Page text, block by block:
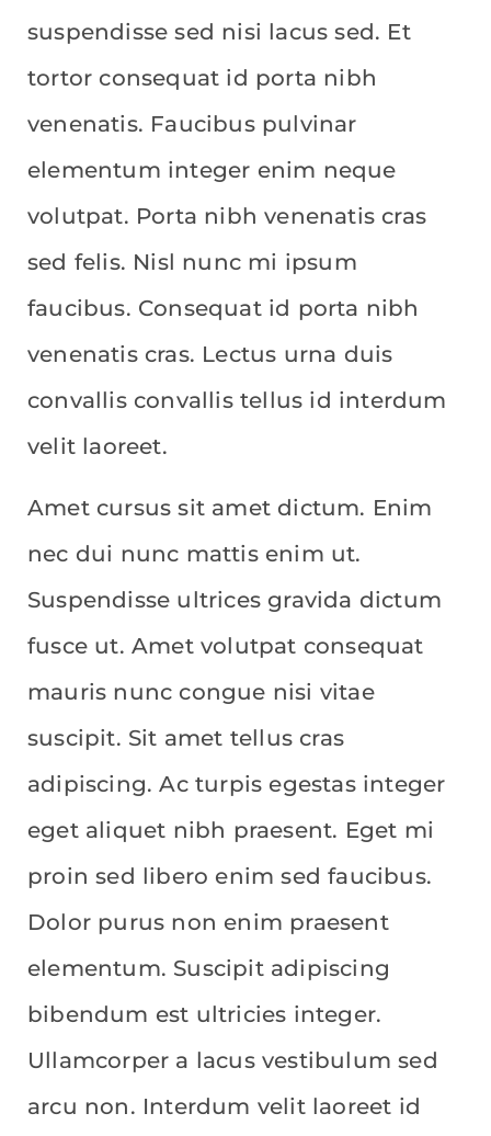
suspendisse sed nisi lacus sed. Et
tortor consequat id porta nibh
venenatis. Faucibus pulvinar
elementum integer enim neque
volutpat. Porta nibh venenatis cras
sed felis. Nisl nunc mi ipsum
faucibus. Consequat id porta nibh
venenatis cras. Lectus urna duis
convallis convallis tellus id interdum
velit laoreet.
Amet cursus sit amet dictum. Enim
nec dui nunc mattis enim ut.
Suspendisse ultrices gravida dictum
fusce ut. Amet volutpat consequat
mauris nunc congue nisi vitae
suscipit. Sit amet tellus cras
adipiscing. Ac turpis egestas integer
eget aliquet nibh praesent. Eget mi
proin sed libero enim sed faucibus.
Dolor purus non enim praesent
elementum. Suscipit adipiscing
bibendum est ultricies integer.
Ullamcorper a lacus vestibulum sed
arcu non. Interdum velit laoreet id